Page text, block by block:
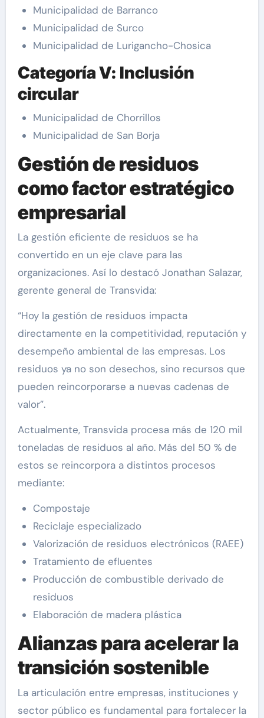
Municipalidad de Barranco
Municipalidad de Surco
Municipalidad de Lurigancho-Chosica
Categoría V: Inclusión
circular
Municipalidad de Chorrillos
Municipalidad de San Borja
Gestión de residuos
como factor estratégico
empresarial
La gestión eficiente de residuos se ha
convertido en un eje clave para las
organizaciones. Así lo destacó Jonathan Salazar,
gerente general de Transvida:
“Hoy la gestión de residuos impacta
directamente en la competitividad, reputación y
desempeño ambiental de las empresas. Los
residuos ya no son desechos, sino recursos que
pueden reincorporarse a nuevas cadenas de
valor”.
Actualmente, Transvida procesa más de 120 mil
toneladas de residuos al año. Más del 50 % de
estos se reincorpora a distintos procesos
mediante:
Compostaje
Reciclaje especializado
Valorización de residuos electrónicos (RAEE)
Tratamiento de efluentes
Producción de combustible derivado de
residuos
Elaboración de madera plástica
Alianzas para acelerar la
transición sostenible
La articulación entre empresas, instituciones y
sector público es fundamental para fortalecer la